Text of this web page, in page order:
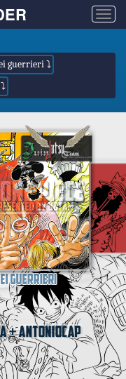
guerrieri ⤵